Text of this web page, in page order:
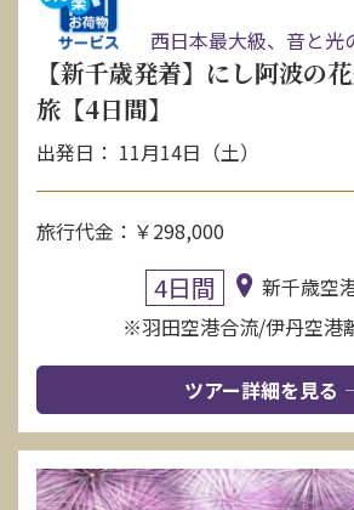
西日本最大級、音と光
【新千歳発着】にし阿波の
旅【4日間】
出発日： 11月14日（土）
旅行代金：￥298,000
4日間
新千歳空
※羽田空港合流/伊丹空港
ツアー詳細を見る